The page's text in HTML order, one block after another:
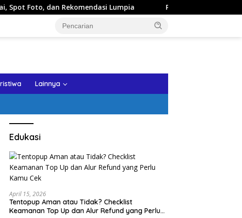
Lumpia Panduan Wisata Keluarga ke Kota
Lainnya
Edukasi
April 15, 2026
Tentopup Aman atau Tidak? Checklist
Keamanan Top Up dan Alur Refund yang Perlu